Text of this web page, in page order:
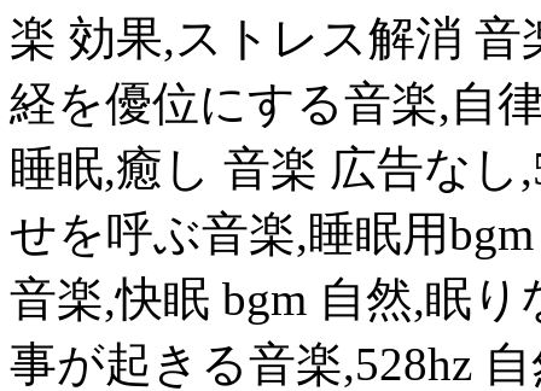
楽 効果,ストレス解消 音
経を優位にする音楽,自
睡眠,癒し 音楽 広告な
せを呼ぶ音楽,睡眠用
音楽,快眠 bgm 自然,眠
事が起きる音楽,528hz